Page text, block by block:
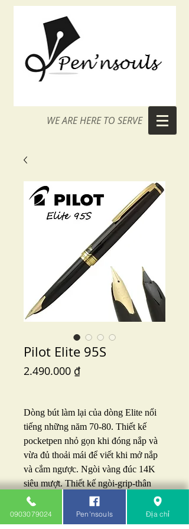
WE ARE HERE TO SERVE
Pilot Elite 95S
2.490.000 ₫Price
Dòng bút làm lại của dòng Elite nổi
tiếng những năm 70-80. Thiết kế
pocketpen nhỏ gọn khi đóng nắp và
vừa đủ thoải mái để viết khi mở nắp
và cắm ngược. Ngòi vàng đúc 14K
siêu mượt. Thiết kế ngòi-grip-thân
liền nhau cổ điển. Có 2 màu đen và
deep red. Giá site tầm 135$ chưa ship
chưa thuế:
0903079024 Pen'nsouls Địa chỉ